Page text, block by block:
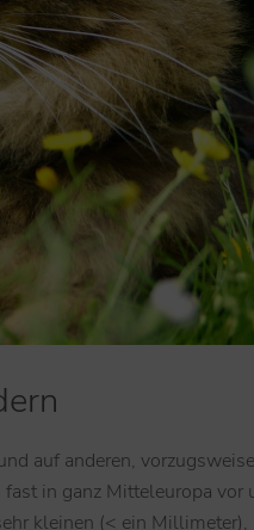
auf anderen,
in ganz Mitteleuropa vor
kleinen (< ein